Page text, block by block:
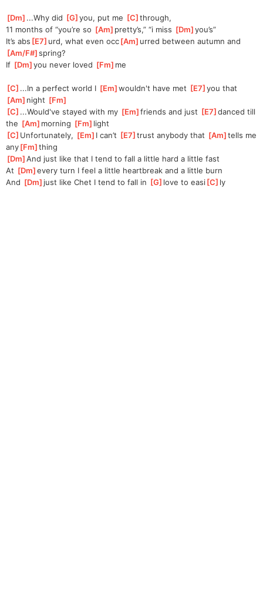
[Dm ]...Why did [G ]
you, put me [C ]through,
11 months of “you’re so [Am ]pretty’s,” “i miss [Dm ]
you’s”
It’s abs [E7 ]urd, what even occ[Am ]urred between autumn and
Am/F# ]
spring?
If [Dm ]
you never loved [Fm ]me
[C ]...In a perfect world I [Em ]
wouldn't have met [E7 ]
you that
Am ]night [Fm
[C ]...Would've stayed with my [Em ]
friends and just [E7 ]
danced till
the [Am ]morning [Fm ]light
[C ]Unfortunately, [Em ]I can’t [E7 ]trust anybody that [Am ]tells me
any[Fm ]thing
[Dm ]
And just like that I tend to fall a little hard a little fast
At [Dm ]
every turn I feel a little heartbreak and a little burn
And [Dm ]just like Chet I tend to fall in [G ]love to easi[C ]ly